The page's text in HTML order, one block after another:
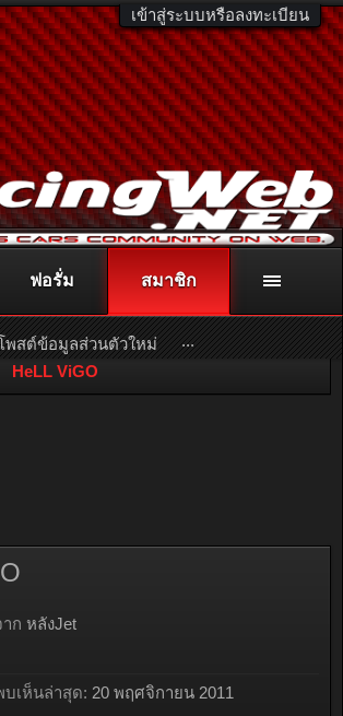
เข้าสู่ระบบหรือลงทะเบียน
racingweb@gmail.comหรือโทร. 081-811-1138
านรายละเอียดเพิ่มเติม คลิกที่นี่
HeLL ViGO
าก หลังJet
บเห็นล่าสุด: 20 พฤศจิกายน 2011
ฟอรั่ม สมาชิก
พสต์ข้อมูลส่วนตัวใหม่ ...